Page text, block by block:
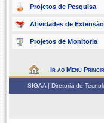
Projetos de Pesquisa
Atividades de Extensão
Projetos de Monitoria
Ir ao Menu
SIGAA | Diretoria de